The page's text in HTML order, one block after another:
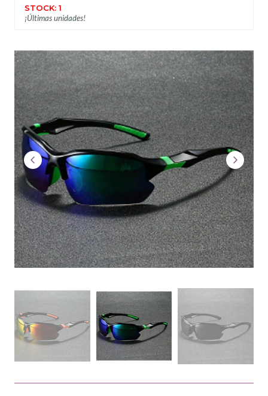
STOCK: 1
¡Últimas unidades!